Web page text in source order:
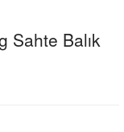
Sahte Balık